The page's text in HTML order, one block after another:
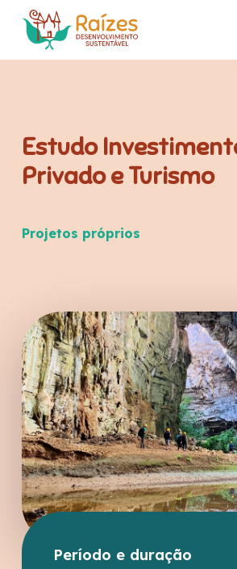
Estudo
Privado e Turismo
Projetos próprios
Período e duração